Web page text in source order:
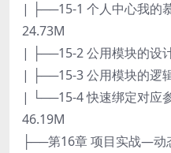
| ├──15-1 个人中心我的
24.73M
| ├──15-2 公用模块的设
| ├──15-3 公用模块的逻
| └──15-4 快速绑定对应
46.19M
├──第16章 项目实战—动